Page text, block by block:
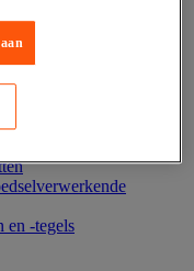
en -tegels